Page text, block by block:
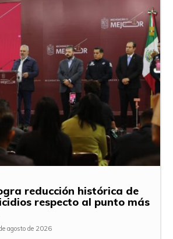
reducción histórica de
respecto al punto más
agosto de 2026